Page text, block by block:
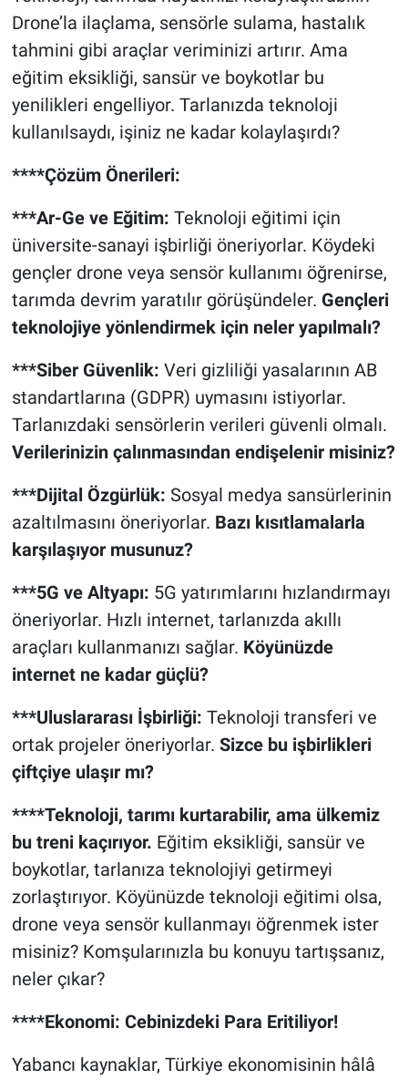
Drone’la ilaçlama, sensörle sulama, hastalık
tahmini gibi araçlar veriminizi artırır. Ama
eğitim eksikliği, sansür ve boykotlar bu
yenilikleri engelliyor. Tarlanızda teknoloji
kullanılsaydı, işiniz ne kadar kolaylaşırdı?
****Çözüm Önerileri:
***Ar-Ge ve Eğitim: Teknoloji eğitimi için
üniversite-sanayi işbirliği öneriyorlar. Köydeki
gençler drone veya sensör kullanımı öğrenirse,
tarımda devrim yaratılır görüşündeler. Gençleri
teknolojiye yönlendirmek için neler yapılmalı?
***Siber Güvenlik: Veri gizliliği yasalarının AB
standartlarına (GDPR) uymasını istiyorlar.
Tarlanızdaki sensörlerin verileri güvenli olmalı.
Verilerinizin çalınmasından endişelenir misiniz?
***Dijital Özgürlük: Sosyal medya sansürlerinin
azaltılmasını öneriyorlar. Bazı kısıtlamalarla
karşılaşıyor musunuz?
***5G ve Altyapı: 5G yatırımlarını hızlandırmayı
öneriyorlar. Hızlı internet, tarlanızda akıllı
araçları kullanmanızı sağlar. Köyünüzde
internet ne kadar güçlü?
***Uluslararası İşbirliği: Teknoloji transferi ve
ortak projeler öneriyorlar. Sizce bu işbirlikleri
çiftçiye ulaşır mı?
****Teknoloji, tarımı kurtarabilir, ama ülkemiz
bu treni kaçırıyor. Eğitim eksikliği, sansür ve
boykotlar, tarlanıza teknolojiyi getirmeyi
zorlaştırıyor. Köyünüzde teknoloji eğitimi olsa,
drone veya sensör kullanmayı öğrenmek ister
misiniz? Komşularınızla bu konuyu tartışsanız,
neler çıkar?
****Ekonomi: Cebinizdeki Para Eritiliyor!
Yabancı kaynaklar, Türkiye ekonomisinin hâlâ